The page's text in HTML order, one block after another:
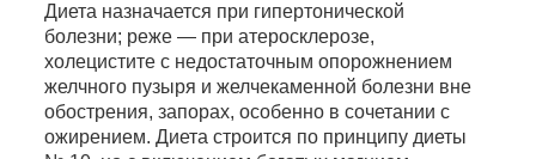
Диета назначается при гипертонической
болезни; реже — при атеросклерозе,
холецистите с недостаточным опорожнением
желчного пузыря и желчекаменной болезни вне
обострения, запорах, особенно в сочетании с
ожирением. Диета строится по принципу диеты